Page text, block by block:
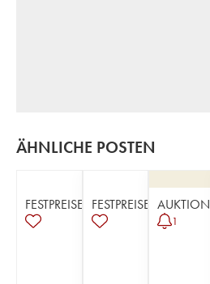
ÄHNLICHE POSTEN
FESTPREISE FESTPREISE AUKTION
1